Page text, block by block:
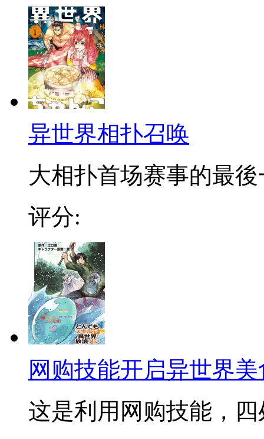
异世界相扑召唤
大相扑首场赛事的最
评分:
网购技能开启异世界
这是利用网购技能，